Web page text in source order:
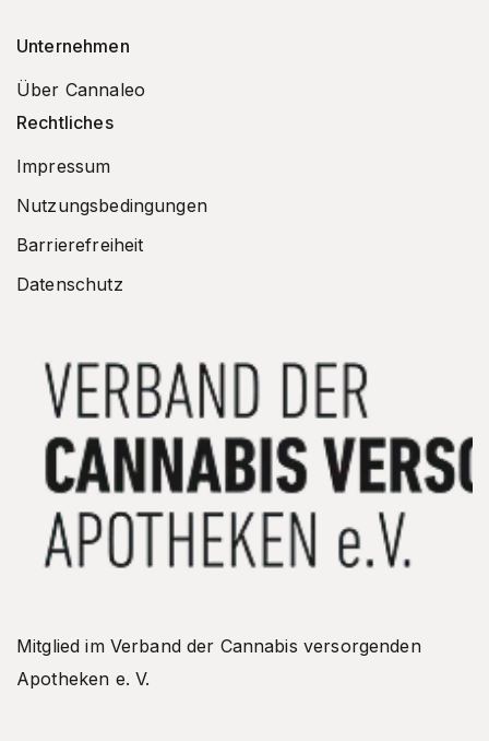
Unternehmen
Über Cannaleo
Rechtliches
Impressum
Nutzungsbedingungen
Barrierefreiheit
Datenschutz
Mitglied im Verband der Cannabis versorgenden
Apotheken e. V.